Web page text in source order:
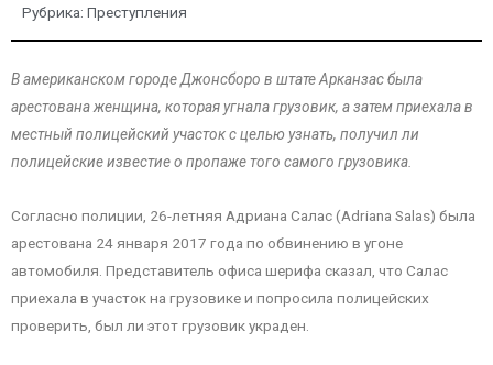
Рубрика: Преступления
В американском городе Джонсборо в штате Арканзас была
арестована женщина, которая угнала грузовик, а затем приехала в
местный полицейский участок с целью узнать, получил ли
полицейские известие о пропаже того самого грузовика.
Согласно полиции, 26-летняя Адриана Салас (Adriana Salas) была
арестована 24 января 2017 года по обвинению в угоне
автомобиля. Представитель офиса шерифа сказал, что Салас
приехала в участок на грузовике и попросила полицейских
проверить, был ли этот грузовик украден.